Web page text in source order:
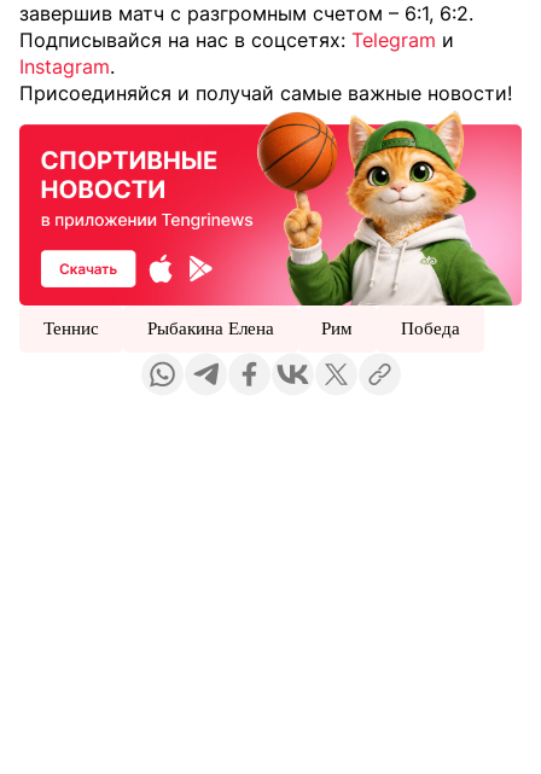
завершив матч с разгромным счетом – 6:1, 6:2.
Подписывайся на нас в соцсетях: Telegram и
Instagram.
Присоединяйся и получай самые важные новости!
Теннис Рыбакина Елена Рим Победа